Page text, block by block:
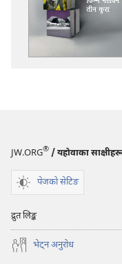
JW.ORG® / यहोवाका
पेजको सेटिङ
द्रुत लिङ्क
भेट्‌न अनुरोध